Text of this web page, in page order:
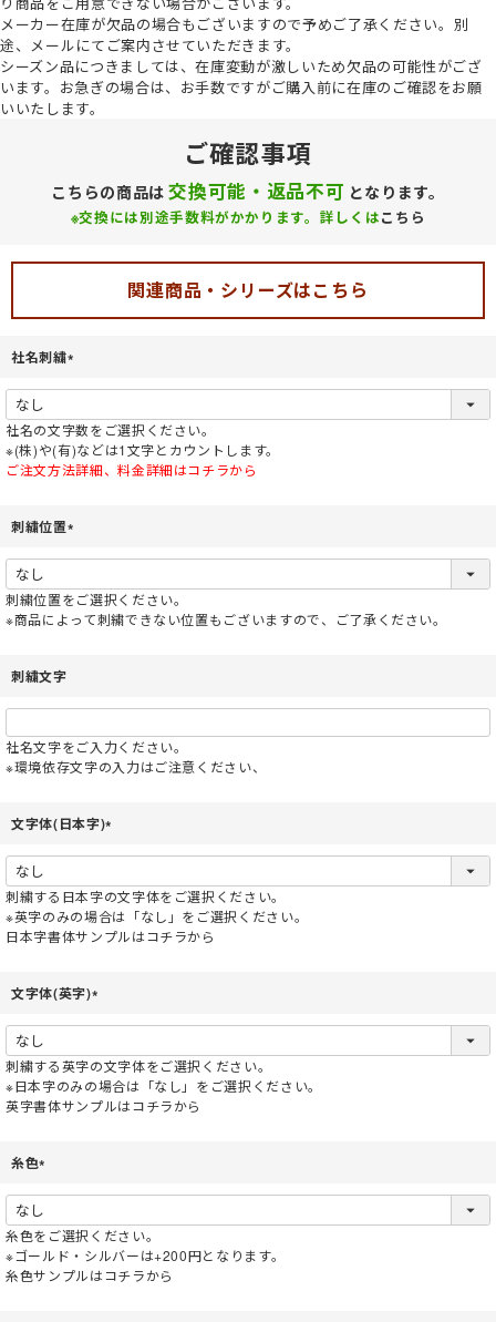
メーカー在庫が欠品の場合もございますので予めご了承ください。 別
途、メールにてご案内させていただきます。
シーズン品につきましては、在庫変動が激しいため欠品の可能性がござ
います。お急ぎの場合は、お手数ですがご購入前に在庫のご確認をお願
いいたします。
ご確認事項
こちらの商品は 交換可能・返品不可 となります。
※交換には別途手数料がかかります。詳しくはこちら
関連商品・シリーズはこちら
社名刺繍
須
)
社名の文字数をご選択ください。
※(株)や(有)などは1文字とカウントします。
ご注文方法詳細、料金詳細はコチラから
刺繍位置
須
)
刺繍位置をご選択ください。
※商品によって刺繍できない位置もございますので、ご了承ください。
刺繍文字
社名文字をご入力ください。
※環境依存文字の入力はご注意ください、
文字体(日本字)
須
)
刺繍する日本字の文字体をご選択ください。
※英字のみの場合は「なし」をご選択ください。
日本字書体サンプルはコチラから
文字体(英字)
須
)
刺繍する英字の文字体をご選択ください。
※日本字のみの場合は「なし」をご選択ください。
英字書体サンプルはコチラから
糸色
須
)
糸色をご選択ください。
※ゴールド・シルバーは+200円となります。
糸色サンプルはコチラから